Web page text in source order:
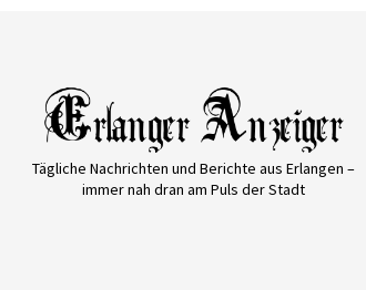
Tägliche Nachrichten und Berichte aus Erlangen –
immer nah dran am Puls der Stadt